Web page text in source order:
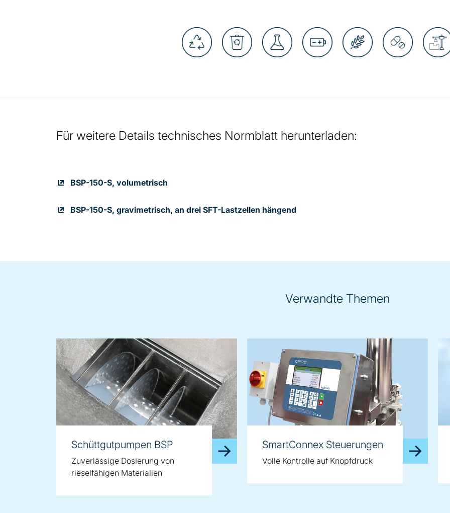
Für weitere Details technisches Normblatt herunterladen:
BSP-150-S, volumetrisch
BSP-150-S, gravimetrisch, an drei SFT-Lastzellen hängend
Verwandte Themen
Schüttgutpumpen BSP
Zuverlässige Dosierung von
rieselfähigen Materialien
SmartConnex Steuerungen
Volle Kontrolle auf Knopfdruck